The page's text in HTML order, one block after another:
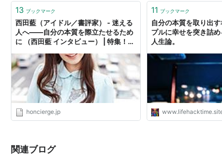
感でき、そしたらどんどん幸せの輪が広がって…
13 ブックマーク
西田藍（アイドル／書評家） - 迷える
人へ――自分の本質を際立たせるため
に （西田藍 インタビュー） | 特集！あ
honcierge.jp
11 ブックマーク
自分の本質を取り出
プルに幸せを突き詰
人生論。
関連ブログ